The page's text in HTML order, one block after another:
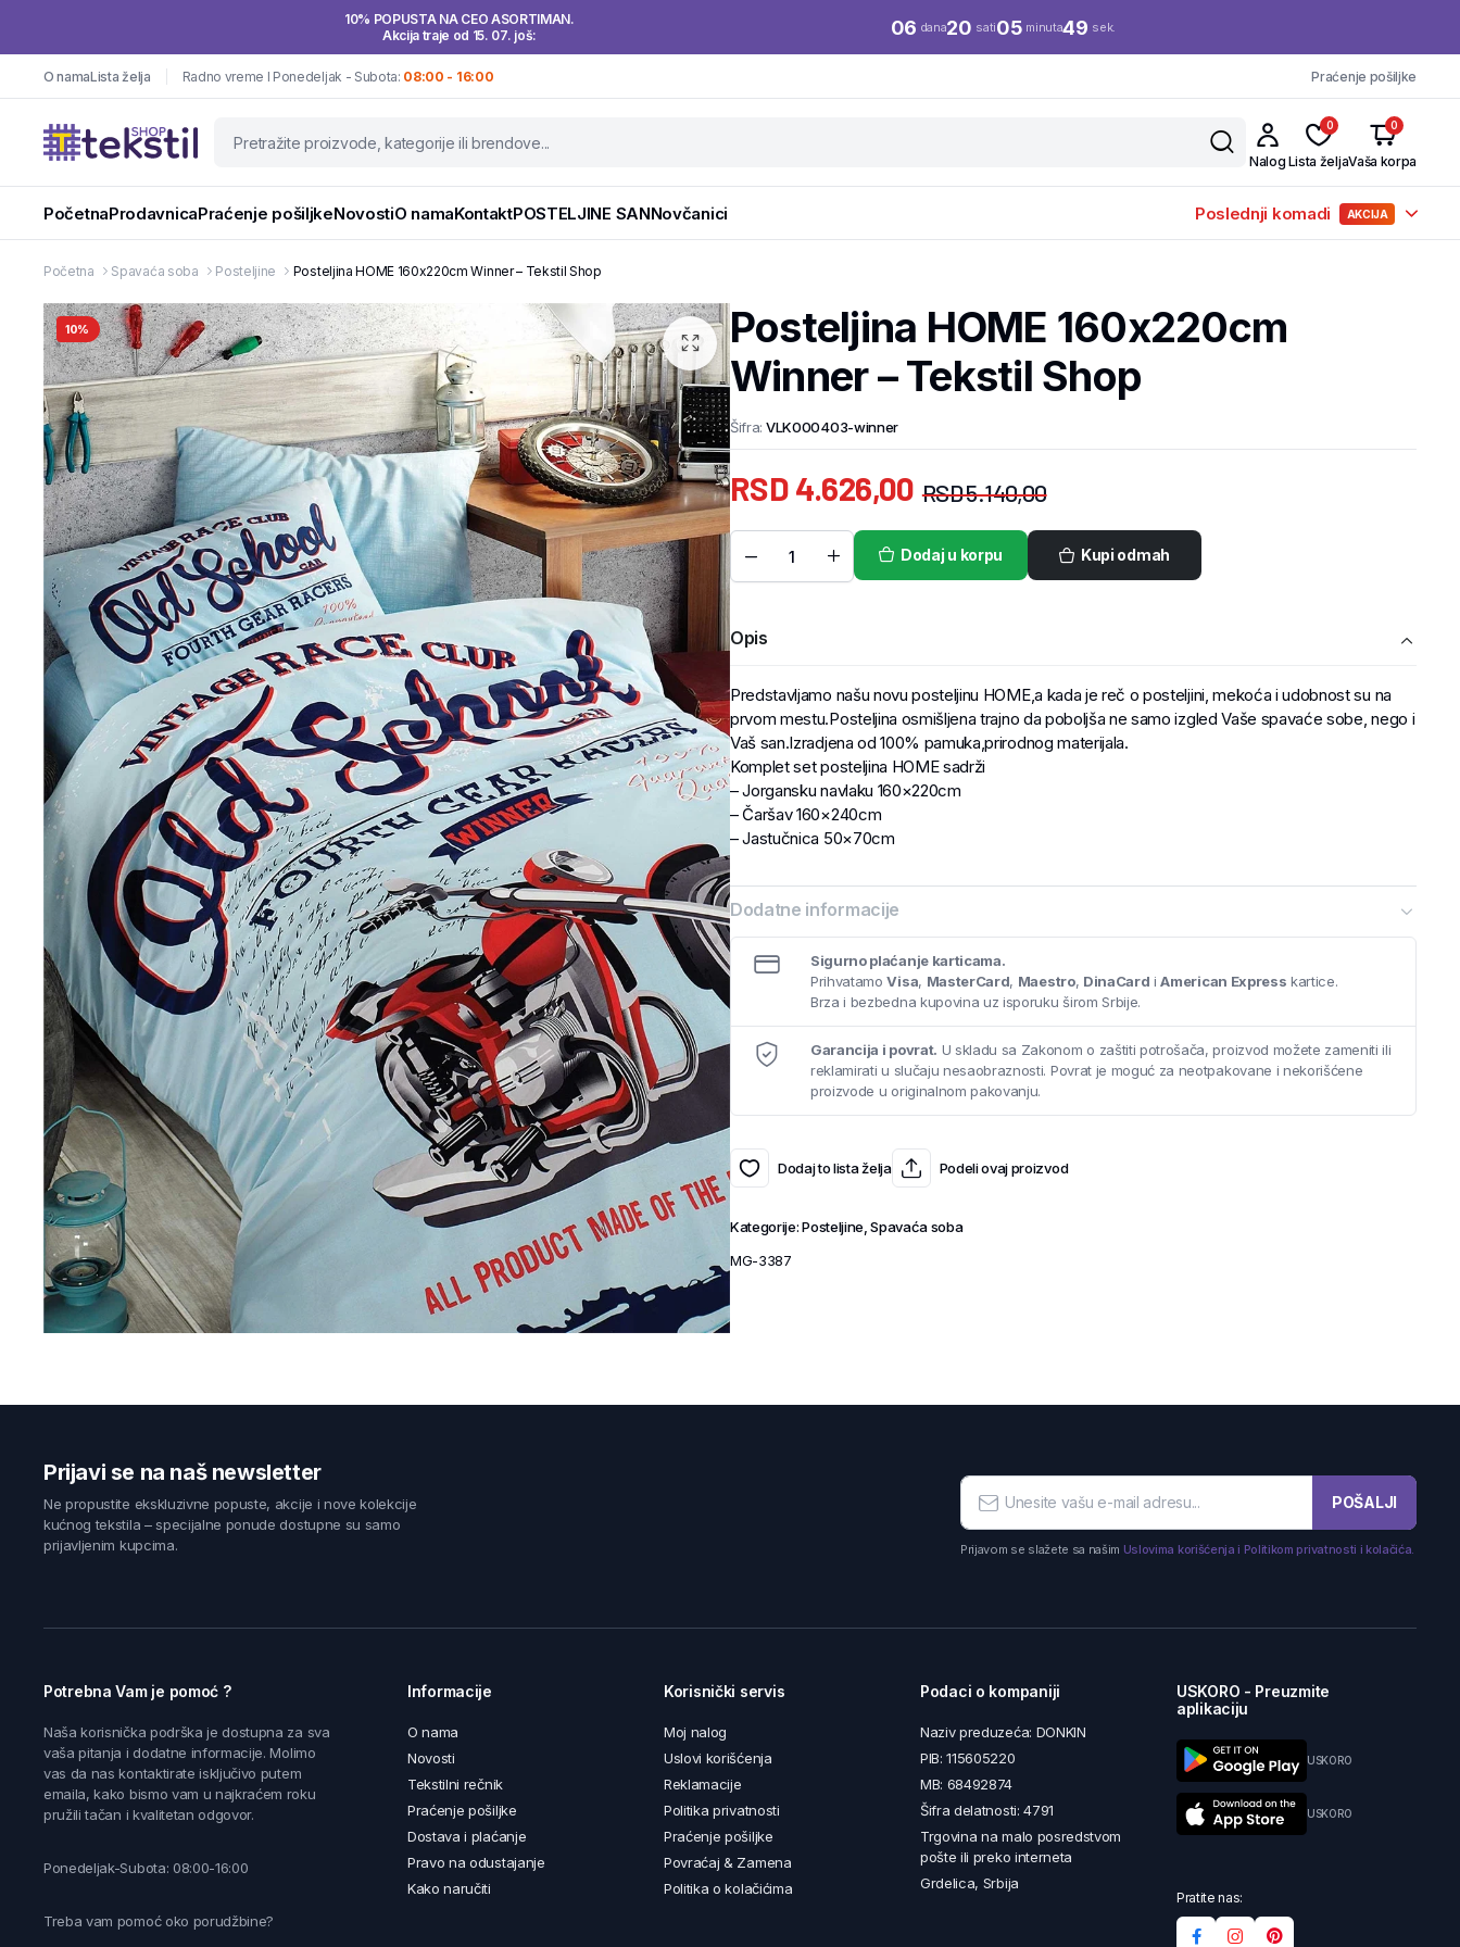
10% POPUSTA NA CEO ASORTIMAN.
Akcija traje od 15. 07. još:
06 dana20 sati05 minuta48 sek.
O namaLista želja Radno vreme I Ponedeljak - Subota: 08:00 - 16:00 Praćenje pošiljke
Nalog
0
Lista želja
0
Vaša korpa
PočetnaProdavnicaPraćenje pošiljkeNovostiO namaKontaktPOSTELJINE SANNovčanici Poslednji komadi AKCIJA
Početna Spavaća soba Posteljine Posteljina HOME 160x220cm Winner – Tekstil Shop
10%
Posteljina HOME 160x220cm
Winner – Tekstil Shop
Šifra: VLK000403-winner
RSD5.140,00
RSD4.626,00
Dodaj u korpu Kupi odmah
Opis
Predstavljamo našu novu posteljinu HOME,a kada je reč o posteljini, mekoća i udobnost su na
prvom mestu.Posteljina osmišljena trajno da poboljša ne samo izgled Vaše spavaće sobe, nego i
Vaš san.Izradjena od 100% pamuka,prirodnog materijala.
Komplet set posteljina HOME sadrži
– Jorgansku navlaku 160×220cm
– Čaršav 160×240cm
– Jastučnica 50×70cm
Dodatne informacije
Sigurno plaćanje karticama.
PrihvatamoVisa, MasterCard, Maestro, DinaCard iAmerican Express kartice.
Brza i bezbedna kupovina uz isporuku širom Srbije.
Garancija i povrat. U skladu sa Zakonom o zaštiti potrošača, proizvod možete zameniti ili
reklamirati u slučaju nesaobraznosti. Povrat je moguć za neotpakovane i nekorišćene
proizvode u originalnom pakovanju.
Dodaj to lista želja Podeli ovaj proizvod
Kategorije:Posteljine ,Spavaća soba
MG-3387
Prijavi se na naš newsletter
Ne propustite ekskluzivne popuste, akcije i nove kolekcije
kućnog tekstila – specijalne ponude dostupne su samo
prijavljenim kupcima.
POŠALJI
Prijavom se slažete sa našim Uslovima korišćenja i Politikom privatnosti i kolačića.
Potrebna Vam je pomoć ?
Naša korisnička podrška je dostupna za sva
vaša pitanja i dodatne informacije. Molimo
vas da nas kontaktirate isključivo putem
emaila, kako bismo vam u najkraćem roku
pružili tačan i kvalitetan odgovor.
Ponedeljak-Subota: 08:00-16:00
Treba vam pomoć oko porudžbine?
Informacije
O nama
Novosti
Tekstilni rečnik
Praćenje pošiljke
Dostava i plaćanje
Pravo na odustajanje
Kako naručiti
Korisnički servis
Moj nalog
Uslovi korišćenja
Reklamacije
Politika privatnosti
Praćenje pošiljke
Povraćaj & Zamena
Politika o kolačićima
Podaci o kompaniji
Naziv preduzeća: DONKIN
PIB: 115605220
MB: 68492874
Šifra delatnosti: 4791
Trgovina na malo posredstvom
pošte ili preko interneta
Grdelica, Srbija
USKORO - Preuzmite
aplikaciju
USKORO
USKORO
Pratite nas: